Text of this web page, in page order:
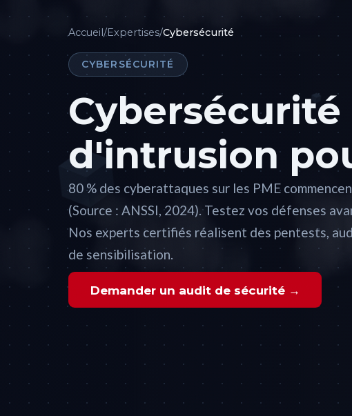
Accueil/Expertises/Cybersécurité
CYBERSÉCURITÉ
d'intrusion
80 % des cyberattaques sur les PME
(Source : ANSSI, 2024). Testez vos défenses
Nos experts certifiés réalisent des pentests,
de sensibilisation.
Demander un audit de sécurité →